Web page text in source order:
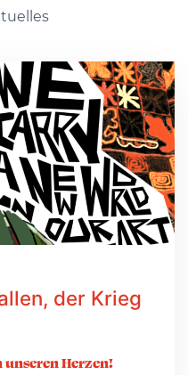
der Krieg
unseren Herzen!